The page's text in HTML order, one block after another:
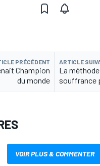
PRÉCÉDENT
Champion
du monde
ARTICLE
La
souffrance
VOIR PLUS & COMMENTER